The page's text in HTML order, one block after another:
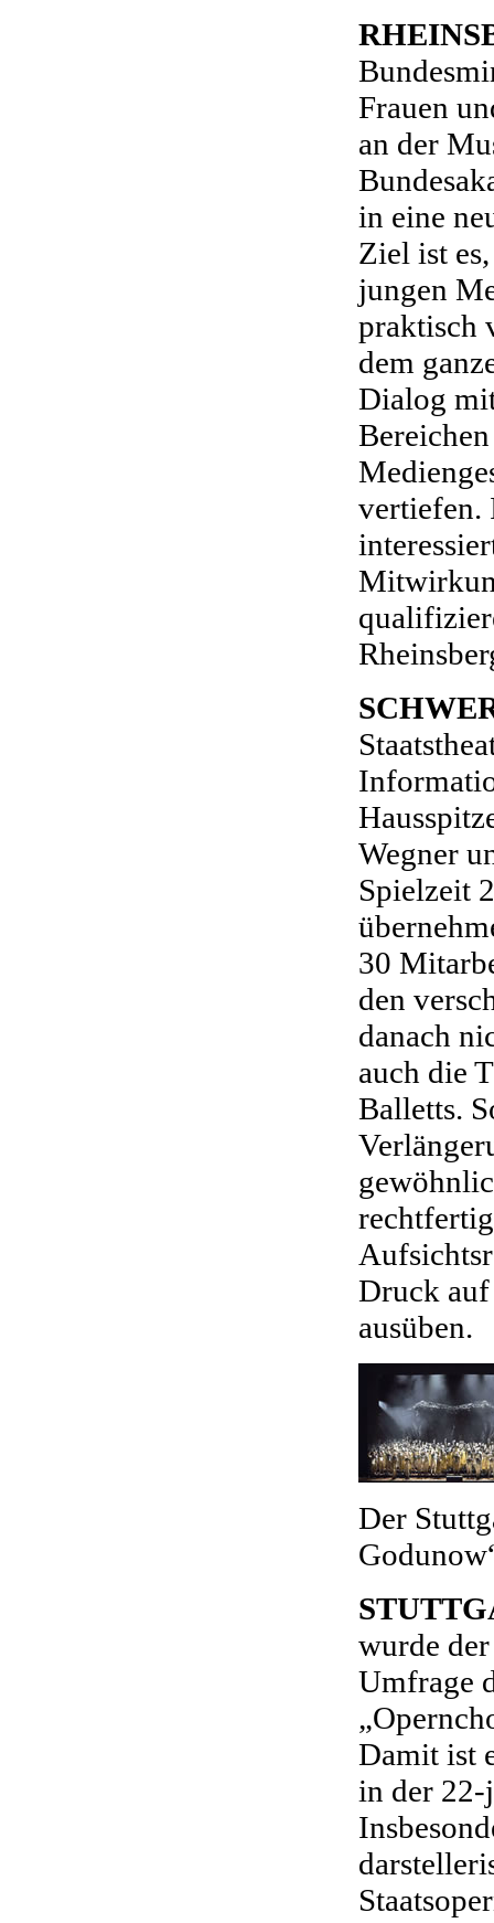
Frauen
an der
in eine
Ziel ist
jungen
praktisch
dem
Dialog
vertiefen.
Wegner
Spielzeit
30
den
danach
auch die
Balletts.
Druck
ausüben.
Der
wurde
Umfrage
Damit ist
in der